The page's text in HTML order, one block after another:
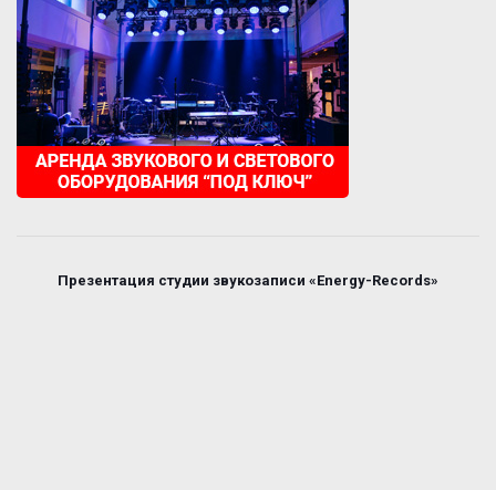
Презентация студии звукозаписи «Energy-Records»